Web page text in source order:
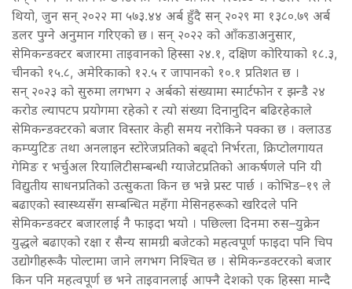
थियो, जुन सन् २०२२ मा ५७३.४४ अर्ब हुँदै सन् २०२९ मा १३८०.७९ अर्ब
डलर पुग्ने अनुमान गरिएको छ । सन् २०२२ को आँकडाअनुसार,
सेमिकन्डक्टर बजारमा ताइवानको हिस्सा २४.१, दक्षिण कोरियाको १८.३,
चीनको १५.८, अमेरिकाको १२.५ र जापानको १०.१ प्रतिशत छ ।
सन् २०२३ को सुरुमा लगभग २ अर्बको संख्यामा स्मार्टफोन र झन्डै २४
करोड ल्यापटप प्रयोगमा रहेको र त्यो संख्या दिनानुदिन बढिरहेकाले
सेमिकन्डक्टरको बजार विस्तार केही समय नरोकिने पक्का छ । क्लाउड
कम्प्युटिङ तथा अनलाइन स्टोरेजप्रतिको बढ्दो निर्भरता, क्रिप्टोलगायत
गेमिङ र भर्चुअल रियालिटीसम्बन्धी ग्याजेटप्रतिको आकर्षणले पनि यी
विद्युतीय साधनप्रतिको उत्सुकता किन छ भन्ने प्रस्ट पार्छ । कोभिड–१९ ले
बढाएको स्वास्थ्यसँग सम्बन्धित महँगा मेसिनहरूको खरिदले पनि
सेमिकन्डक्टर बजारलाई नै फाइदा भयो । पछिल्ला दिनमा रुस–युक्रेन
युद्धले बढाएको रक्षा र सैन्य सामग्री बजेटको महत्वपूर्ण फाइदा पनि चिप
उद्योगीहरूकै पोल्टामा जाने लगभग निश्चित छ । सेमिकन्डक्टरको बजार
किन पनि महत्वपूर्ण छ भने ताइवानलाई आफ्नै देशको एक हिस्सा मान्दै